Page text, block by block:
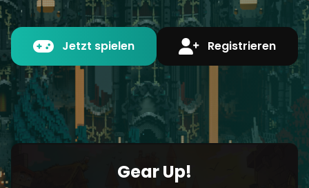
Jetzt spielen Registrieren
Gear Up!